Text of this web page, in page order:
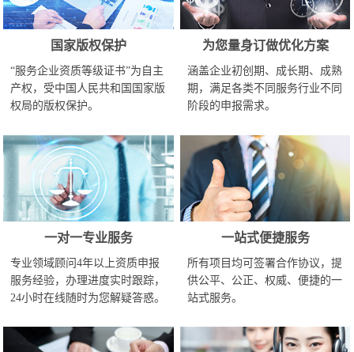
国家版权保护
“服务企业资质等级证书”为自主
产权，受中国人民共和国国家版
权局的版权保护。
为您量身订做优化方案
涵盖企业初创期、成长期、成熟
期，满足各类不同服务行业不同
阶段的申报需求。
一对一专业服务
专业领域顾问4年以上资质申报
服务经验，办理进度实时跟踪，
24小时在线随时为您解疑答惑。
一站式便捷服务
所有项目均可签署合作协议，提
供公平、公正、权威、便捷的一
站式服务。